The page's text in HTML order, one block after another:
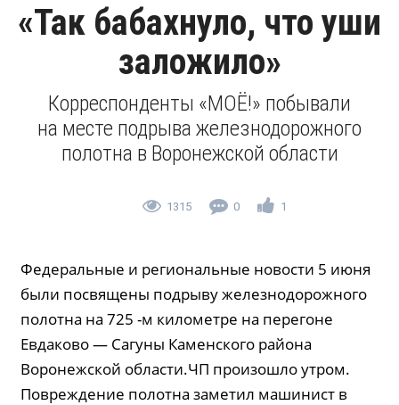
«Так бабахнуло, что уши
заложило»
Корреспонденты «МОЁ!» побывали
на месте подрыва железнодорожного
полотна в Воронежской области
1315 0 1
Федеральные и региональные новости 5 июня
были посвящены подрыву железнодорожного
полотна на 725 -м километре на перегоне
Евдаково — Сагуны Каменского района
Воронежской области.ЧП произошло утром.
Повреждение полотна заметил машинист в